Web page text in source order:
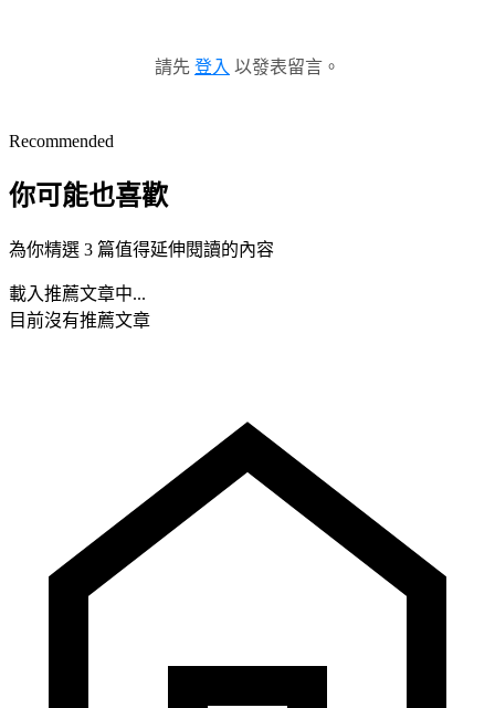
請先 登入 以發表留言。
Recommended
你可能也喜歡
為你精選 3 篇值得延伸閱讀的內容
載入推薦文章中...
目前沒有推薦文章